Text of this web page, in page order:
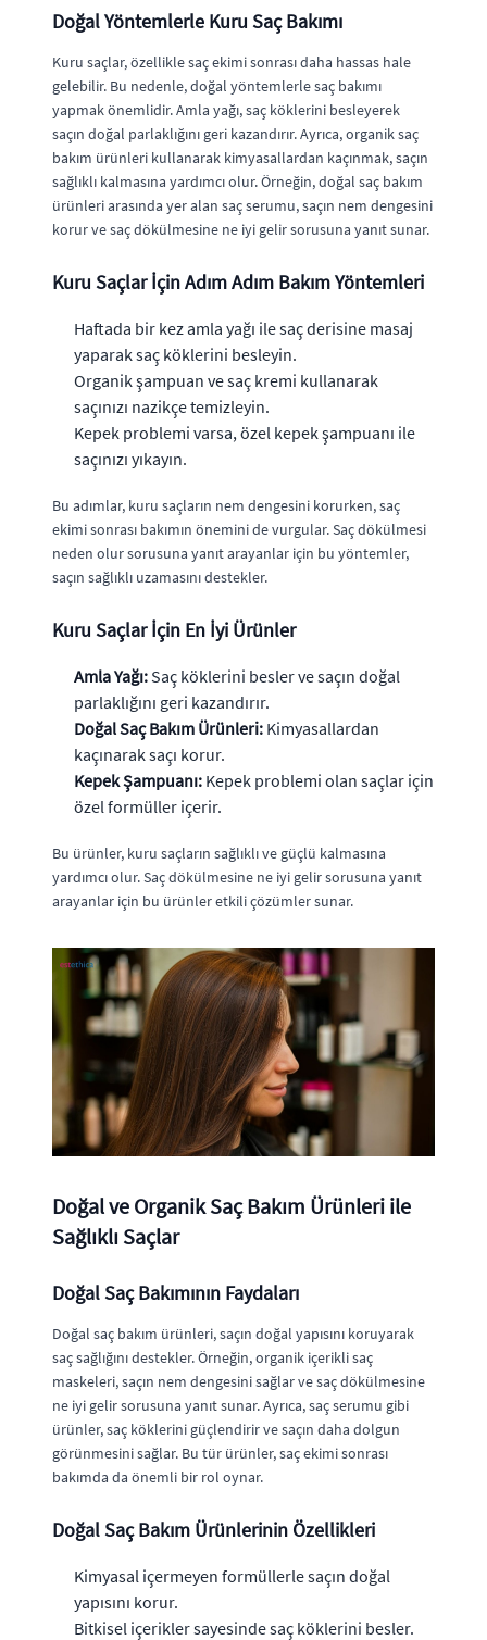
Doğal Yöntemlerle Kuru Saç Bakımı
Kuru saçlar, özellikle saç ekimi sonrası daha hassas hale
gelebilir. Bu nedenle, doğal yöntemlerle saç bakımı
yapmak önemlidir. Amla yağı, saç köklerini besleyerek
saçın doğal parlaklığını geri kazandırır. Ayrıca, organik saç
bakım ürünleri kullanarak kimyasallardan kaçınmak, saçın
sağlıklı kalmasına yardımcı olur. Örneğin, doğal saç bakım
ürünleri arasında yer alan saç serumu, saçın nem dengesini
korur ve saç dökülmesine ne iyi gelir sorusuna yanıt sunar.
Kuru Saçlar İçin Adım Adım Bakım Yöntemleri
Haftada bir kez amla yağı ile saç derisine masaj
yaparak saç köklerini besleyin.
Organik şampuan ve saç kremi kullanarak
saçınızı nazikçe temizleyin.
Kepek problemi varsa, özel kepek şampuanı ile
saçınızı yıkayın.
Bu adımlar, kuru saçların nem dengesini korurken, saç
ekimi sonrası bakımın önemini de vurgular. Saç dökülmesi
neden olur sorusuna yanıt arayanlar için bu yöntemler,
saçın sağlıklı uzamasını destekler.
Kuru Saçlar İçin En İyi Ürünler
Amla Yağı: Saç köklerini besler ve saçın doğal
parlaklığını geri kazandırır.
Doğal Saç Bakım Ürünleri: Kimyasallardan
kaçınarak saçı korur.
Kepek Şampuanı: Kepek problemi olan saçlar için
özel formüller içerir.
Bu ürünler, kuru saçların sağlıklı ve güçlü kalmasına
yardımcı olur. Saç dökülmesine ne iyi gelir sorusuna yanıt
arayanlar için bu ürünler etkili çözümler sunar.
Doğal ve Organik Saç Bakım Ürünleri ile
Sağlıklı Saçlar
Doğal Saç Bakımının Faydaları
Doğal saç bakım ürünleri, saçın doğal yapısını koruyarak
saç sağlığını destekler. Örneğin, organik içerikli saç
maskeleri, saçın nem dengesini sağlar ve saç dökülmesine
ne iyi gelir sorusuna yanıt sunar. Ayrıca, saç serumu gibi
ürünler, saç köklerini güçlendirir ve saçın daha dolgun
görünmesini sağlar. Bu tür ürünler, saç ekimi sonrası
bakımda da önemli bir rol oynar.
Doğal Saç Bakım Ürünlerinin Özellikleri
Kimyasal içermeyen formüllerle saçın doğal
yapısını korur.
Bitkisel içerikler sayesinde saç köklerini besler.